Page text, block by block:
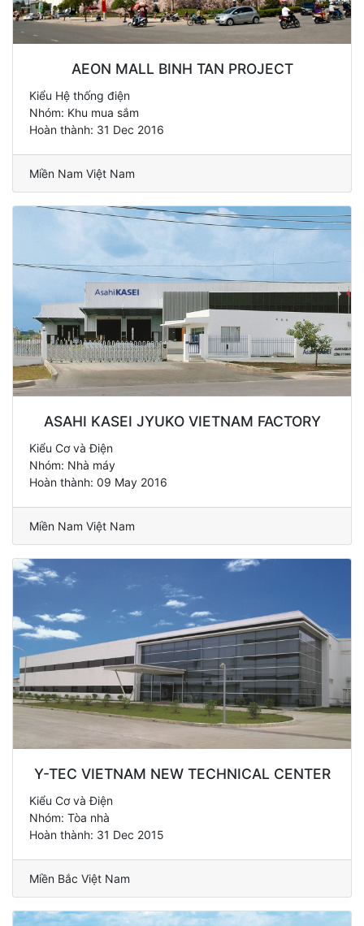
AEON MALL BINH TAN PROJECT
Kiểu Hệ thống điện
Nhóm: Khu mua sắm
Hoàn thành: 31 Dec 2016
Miền Nam Việt Nam
ASAHI KASEI JYUKO VIETNAM FACTORY
Kiểu Cơ và Điện
Nhóm: Nhà máy
Hoàn thành: 09 May 2016
Miền Nam Việt Nam
Y-TEC VIETNAM NEW TECHNICAL CENTER
Kiểu Cơ và Điện
Nhóm: Tòa nhà
Hoàn thành: 31 Dec 2015
Miền Bắc Việt Nam